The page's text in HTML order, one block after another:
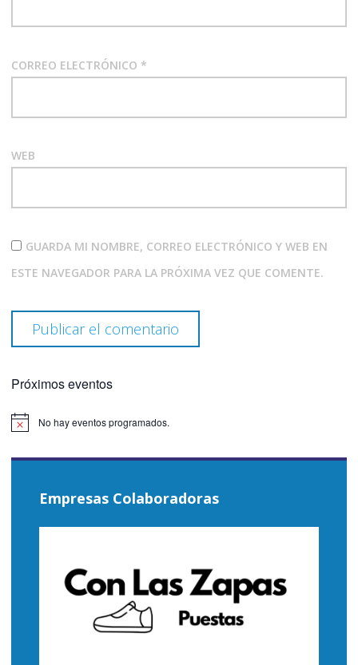
CORREO ELECTRÓNICO *
WEB
GUARDA MI NOMBRE, CORREO ELECTRÓNICO Y WEB EN
ESTE NAVEGADOR PARA LA PRÓXIMA VEZ QUE COMENTE.
Próximos eventos
Aviso No hay eventos programados.
Empresas Colaboradoras